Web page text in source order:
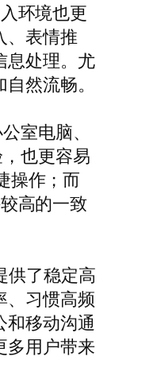
环境也更
、表情推
息处理。尤
然流畅。
室电脑、
也更容易
操作；而
高的一致
供了稳定高
、习惯高频
和移动沟通
多用户带来